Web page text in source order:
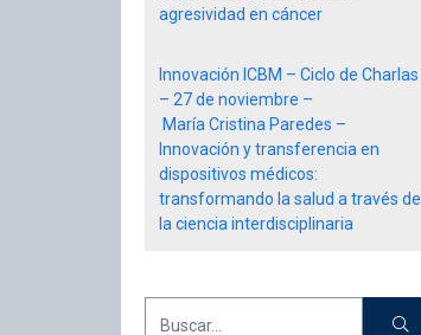
agresividad en cáncer
Innovación ICBM – Ciclo de Charlas
– 27 de noviembre –
María Cristina Paredes –
Innovación y transferencia en
dispositivos médicos:
transformando la salud a través de
la ciencia interdisciplinaria